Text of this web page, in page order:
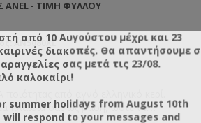
ANEL - ΤΙΜΉ ΦΎΛΛΟΥ
AN5080XL
πλαίσιά σας ως βάση, ώστε να
από 10 Αυγούστου μέχρι και 23
διακοπές. Θα απαντήσουμε
σας μετά τις 23/08.
καλοκαίρι!
summer holidays from August 10th
respond to your messages and